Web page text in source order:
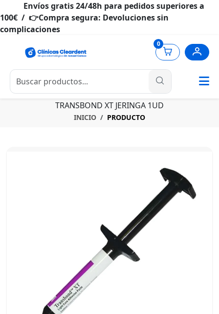
Envíos gratis 24/48h para pedidos superiores a
100€ / 👉Compra segura: Devoluciones sin
complicaciones
0
TRANSBOND XT JERINGA 1UD
INICIO PRODUCTO